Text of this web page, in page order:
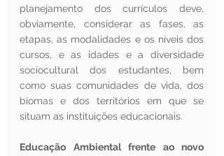
planejamento dos currículos deve,
obviamente, considerar as fases, as
etapas, as modalidades e os níveis dos
cursos, e as idades e a diversidade
sociocultural dos estudantes, bem
como suas comunidades de vida, dos
biomas e dos territórios em que se
situam as instituições educacionais.
Educação Ambiental frente ao novo